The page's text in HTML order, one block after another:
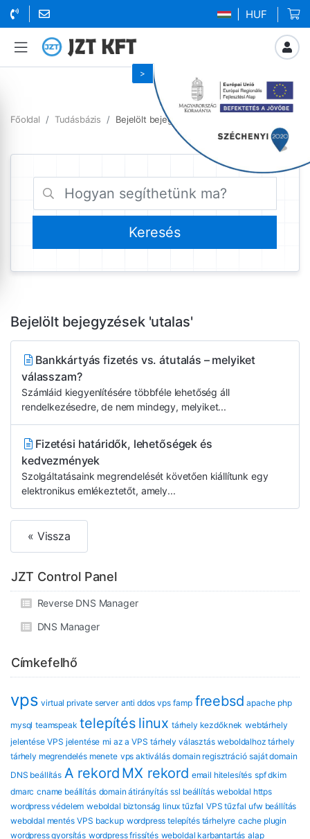
| HUF
Főoldal Tudásbázis Bejelölt bejegyzések utalas
Bejelölt bejegyzések 'utalas'
Bankkártyás fizetés vs. átutalás – melyiket
válasszam?
Számláid kiegyenlítésére többféle lehetőség áll
rendelkezésedre, de nem mindegy, melyiket...
Fizetési határidők, lehetőségek és
kedvezmények
Szolgáltatásaink megrendelését követően kiállítunk egy
elektronikus emlékeztetőt, amely...
« Vissza
JZT Control Panel
Reverse DNS Manager
DNS Manager
Címkefelhő
vps virtual private server anti ddos vps famp freebsd apache php
mysql teamspeak telepítés linux tárhely kezdőknek webtárhely
jelentése VPS jelentése mi az a VPS tárhely választás weboldalhoz tárhely
tárhely megrendelés menete vps aktiválás domain regisztráció saját domain
DNS beállítás A rekord MX rekord email hitelesítés spf dkim
dmarc cname beállítás domain átirányítás ssl beállítás weboldal https
wordpress védelem weboldal biztonság linux tűzfal VPS tűzfal ufw beállítás
weboldal mentés VPS backup wordpress telepítés tárhelyre cache plugin
wordpress gyorsítás wordpress frissítés weboldal karbantartás alap